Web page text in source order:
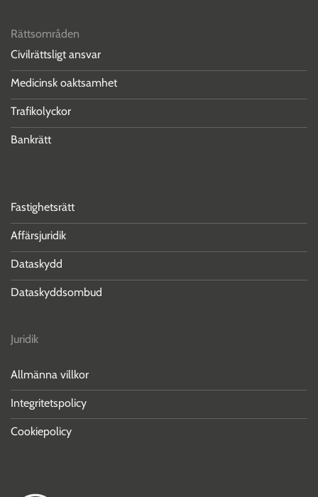
Rättsområden
Civilrättsligt ansvar
Medicinsk oaktsamhet
Trafikolyckor
Bankrätt
Fastighetsrätt
Affärsjuridik
Dataskydd
Dataskyddsombud
Juridik
Allmänna villkor
Integritetspolicy
Cookiepolicy